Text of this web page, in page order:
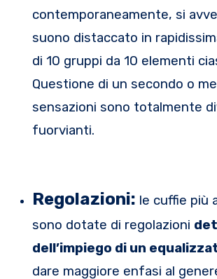
contemporaneamente, si
suono distaccato in
di 10 gruppi da 10 elementi
Questione di un secondo o
sensazioni sono totalmente
fuorvianti.
Regolazioni: le cuffie più
sono dotate di regolazioni
dell’impiego di un
dare maggiore enfasi al